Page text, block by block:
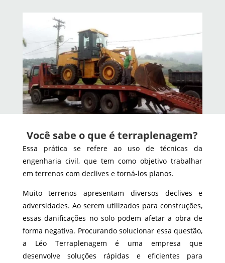
Você sabe o que é terraplenagem?
Essa prática se refere ao uso de técnicas da
engenharia civil, que tem como objetivo trabalhar
em terrenos com declives e torná-los planos.
Muito terrenos apresentam diversos declives e
adversidades. Ao serem utilizados para construções,
essas danificações no solo podem afetar a obra de
forma negativa. Procurando solucionar essa questão,
a Léo Terraplenagem é uma empresa que
desenvolve soluções rápidas e eficientes para